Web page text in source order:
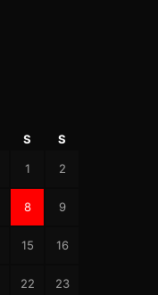
S S
1 2
8 9
15 16
22 23